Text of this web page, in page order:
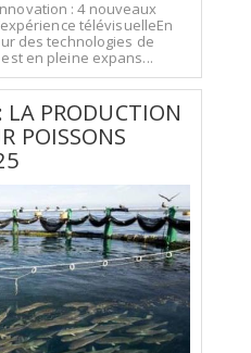
: 4 nouveaux
télévisuelleEn
des technologies de
en pleine expans...
LA PRODUCTION
POISSONS